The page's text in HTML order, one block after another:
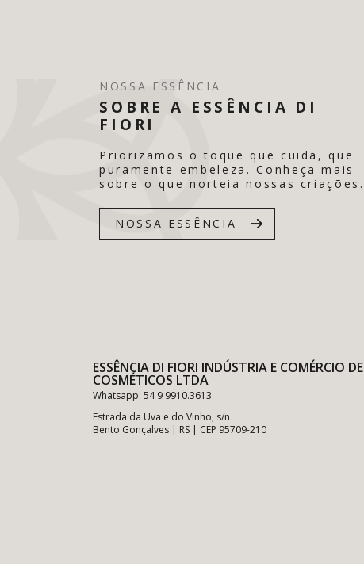
NOSSA ESSÊNCIA
SOBRE A ESSÊNCIA DI
FIORI
Priorizamos o toque que cuida, que
puramente embeleza. Conheça mais
sobre o que norteia nossas criações.
NOSSA ESSÊNCIA
ESSÊNCIA DI FIORI INDÚSTRIA E COMÉRCIO DE
COSMÉTICOS LTDA
Whatsapp: 54 9 9910.3613
Estrada da Uva e do Vinho, s/n
Bento Gonçalves | RS | CEP 95709-210